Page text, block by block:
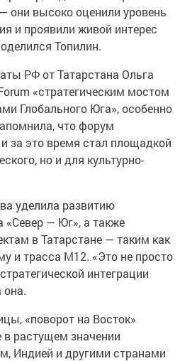
они высоко оценили уровень
и проявили живой интерес
Топилин.
РФ от Татарстана Ольга
«стратегическим мостом
Глобального Юга», особенно
что форум
за это время стал площадкой
но и для культурно-
уделила развитию
«Север — Юг», а также
в Татарстане — таким как
и трасса М12. «Это не просто
интеграции
она.
«поворот на Восток»
в растущем значении
Индией и другими странами